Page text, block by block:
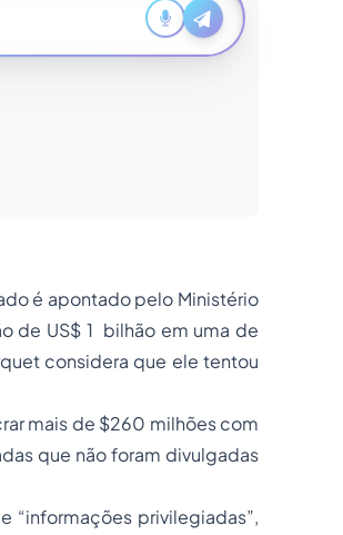
é apontado pelo Ministério
de US$ 1 bilhão em uma de
considera que ele tentou
mais de $260 milhões com
que não foram divulgadas
“informações privilegiadas”,